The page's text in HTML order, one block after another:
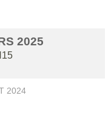
2025
2024